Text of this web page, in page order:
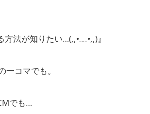
方法が知りたい…(,,•﹏•,,)』
一コマでも。
でも…